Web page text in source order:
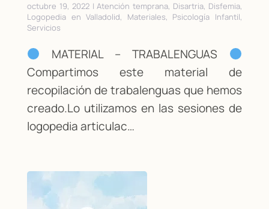
octubre 19, 2022 | Atención temprana, Disartria, Disfemia,
Logopedia en Valladolid, Materiales, Psicología Infantil,
Servicios
MATERIAL – TRABALENGUAS
Compartimos este material de
recopilación de trabalenguas que hemos
creado.Lo utilizamos en las sesiones de
logopedia articulac…